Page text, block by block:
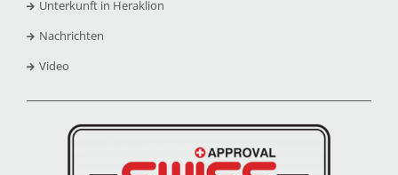
Unterkunft in Heraklion
Nachrichten
Video